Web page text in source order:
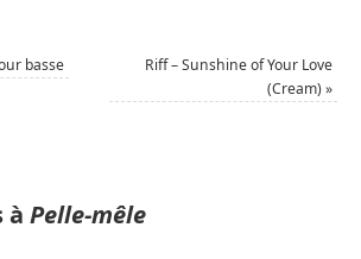
basse
Riff – Sunshine of Your Love
(Cream)»
àPelle-mêle